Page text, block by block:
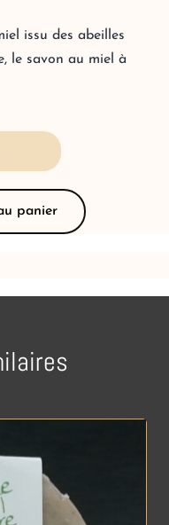
issu des abeilles
le savon au miel à
panier